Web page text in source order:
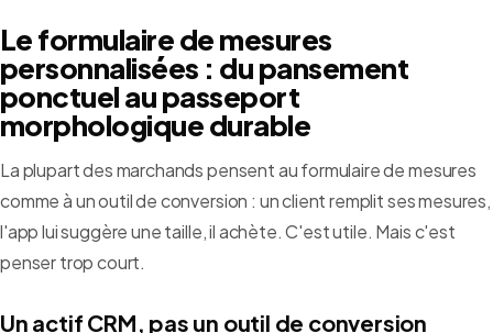
Le formulaire de mesures
personnalisées : du pansement
ponctuel au passeport
morphologique durable
La plupart des marchands pensent au formulaire de mesures
comme à un outil de conversion : un client remplit ses mesures,
l'app lui suggère une taille, il achète. C'est utile. Mais c'est
penser trop court.
Un actif CRM, pas un outil de conversion